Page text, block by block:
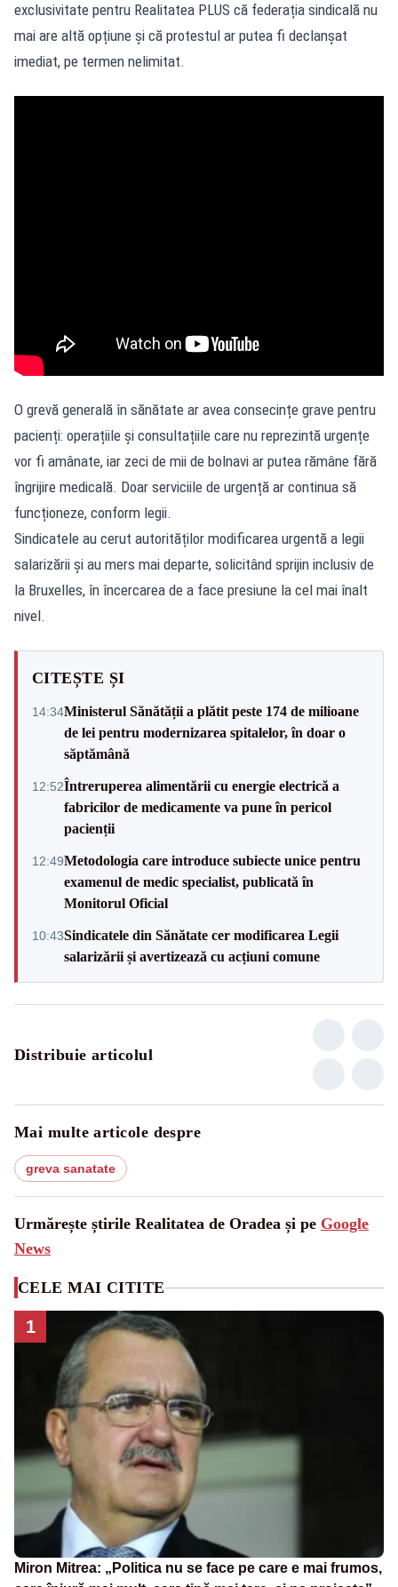
exclusivitate pentru Realitatea PLUS că federația sindicală nu
mai are altă opțiune și că protestul ar putea fi declanșat
imediat, pe termen nelimitat.
O grevă generală în sănătate ar avea consecințe grave pentru
pacienți: operațiile și consultațiile care nu reprezintă urgențe
vor fi amânate, iar zeci de mii de bolnavi ar putea rămâne fără
îngrijire medicală. Doar serviciile de urgență ar continua să
funcționeze, conform legii.
Sindicatele au cerut autorităților modificarea urgentă a legii
salarizării și au mers mai departe, solicitând sprijin inclusiv de
la Bruxelles, în încercarea de a face presiune la cel mai înalt
nivel.
CITEȘTE ȘI
14:34Ministerul Sănătății a plătit peste 174 de milioane
de lei pentru modernizarea spitalelor, în doar o
săptămână
12:52Întreruperea alimentării cu energie electrică a
fabricilor de medicamente va pune în pericol
pacienții
12:49Metodologia care introduce subiecte unice pentru
examenul de medic specialist, publicată în
Monitorul Oficial
10:43Sindicatele din Sănătate cer modificarea Legii
salarizării și avertizează cu acțiuni comune
Distribuie articolul
Mai multe articole despre
greva sanatate
Urmărește știrile Realitatea de Oradea și pe Google
News
CELE MAI CITITE
1
Miron Mitrea: „Politica nu se face pe care e mai frumos,